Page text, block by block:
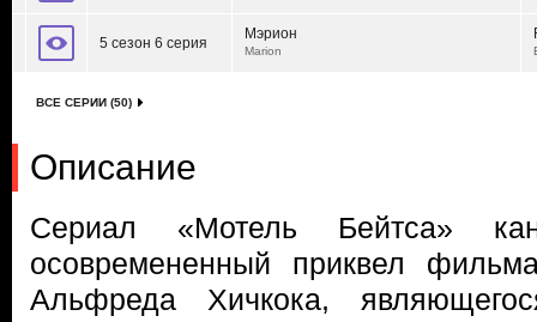
5 сезон 6 серия
Мэрион
Marion
ВСЕ СЕРИИ (50)
Описание
Сериал «Мотель Бейтса»
осовремененный приквел
Альфреда Хичкока,